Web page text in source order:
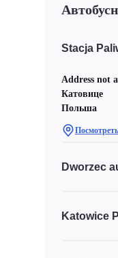
Stacja
Address not
Катовице
Польша
Dworzec
Katowice